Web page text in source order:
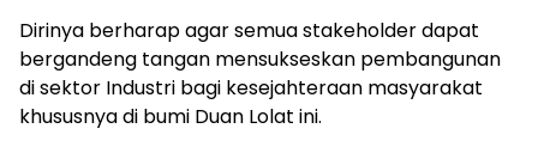
Dirinya berharap agar semua stakeholder dapat
bergandeng tangan mensukseskan pembangunan
di sektor Industri bagi kesejahteraan masyarakat
khususnya di bumi Duan Lolat ini.